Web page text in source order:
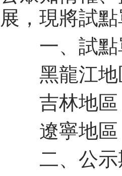
展，現將試
一、試點
黑龍江
吉林地
遼寧地
二、公示